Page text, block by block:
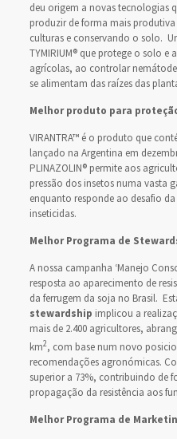
deu origem a novas tecnologias
produzir de forma mais
culturas e conservando o solo.
TYMIRIUM® que protege o solo e
agrícolas, ao controlar
se alimentam das raízes das
Melhor produto para
VIRANTRA™ é o produto que
lançado na Argentina em
PLINAZOLIN® permite aos
pressão dos insetos numa vasta
enquanto responde ao desafio
inseticidas.
Melhor Programa de
A nossa campanha ‘Manejo
resposta ao aparecimento de
da ferrugem da soja no Brasil.
stewardship implicou a
mais de 2.400 agricultores,
km2, com base num novo
recomendações agronómicas.
superior a 73%, contribuindo de
propagação da resistência aos
Melhor Programa de